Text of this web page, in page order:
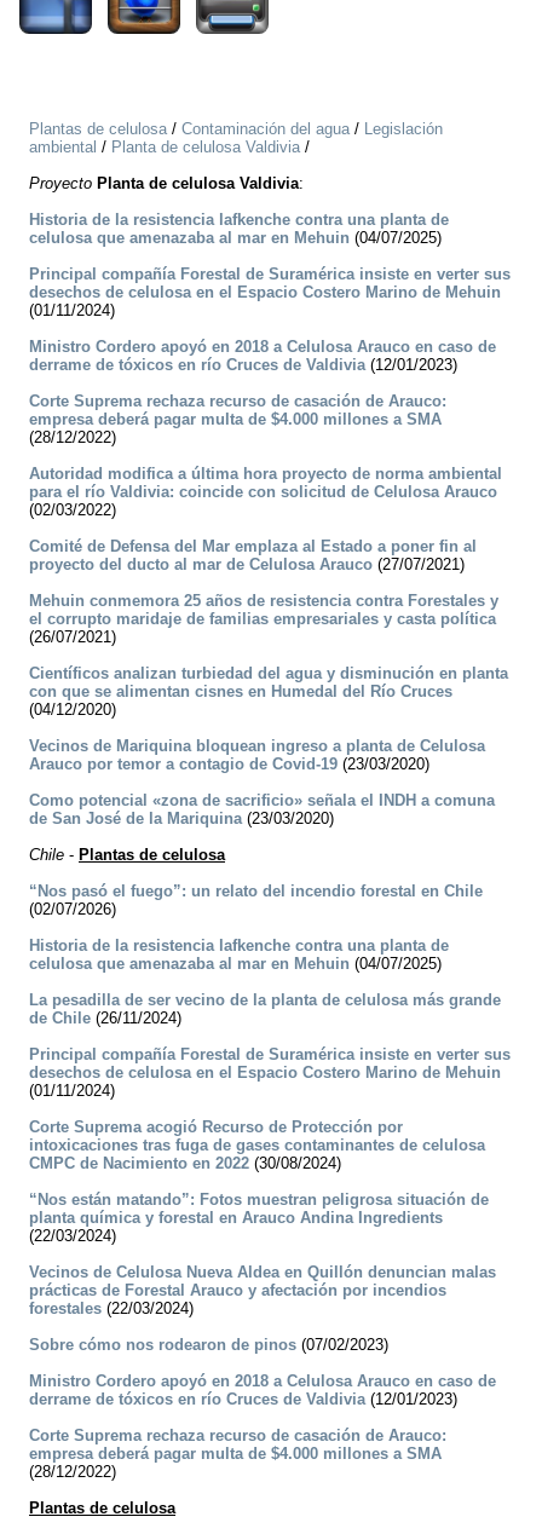
Plantas de celulosa/ Contaminación del agua/ Legislación
ambiental / Planta de celulosa Valdivia/
Proyecto Planta de celulosa Valdivia:
Historia de la resistencia lafkenche contra una planta de
celulosa que amenazaba al mar en Mehuin (04/07/2025)
Principal compañía Forestal de Suramérica insiste en verter sus
desechos de celulosa en el Espacio Costero Marino de Mehuin
(01/11/2024)
Ministro Cordero apoyó en 2018 a Celulosa Arauco en caso de
derrame de tóxicos en río Cruces de Valdivia(12/01/2023)
Corte Suprema rechaza recurso de casación de Arauco:
empresa deberá pagar multa de $4.000 millones a SMA
(28/12/2022)
Autoridad modifica a última hora proyecto de norma ambiental
para el río Valdivia: coincide con solicitud de Celulosa Arauco
(02/03/2022)
Comité de Defensa del Mar emplaza al Estado a poner fin al
proyecto del ducto al mar de Celulosa Arauco (27/07/2021)
Mehuin conmemora 25 años de resistencia contra Forestales y
el corrupto maridaje de familias empresariales y casta política
(26/07/2021)
Científicos analizan turbiedad del agua y disminución en planta
con que se alimentan cisnes en Humedal del Río Cruces
(04/12/2020)
Vecinos de Mariquina bloquean ingreso a planta de Celulosa
Arauco por temor a contagio de Covid-19 (23/03/2020)
Como potencial «zona de sacrificio» señala el INDH a comuna
de San José de la Mariquina(23/03/2020)
Chile - Plantas de celulosa
“Nos pasó el fuego”: un relato del incendio forestal en Chile
(02/07/2026)
Historia de la resistencia lafkenche contra una planta de
celulosa que amenazaba al mar en Mehuin (04/07/2025)
La pesadilla de ser vecino de la planta de celulosa más grande
de Chile (26/11/2024)
Principal compañía Forestal de Suramérica insiste en verter sus
desechos de celulosa en el Espacio Costero Marino de Mehuin
(01/11/2024)
Corte Suprema acogió Recurso de Protección por
intoxicaciones tras fuga de gases contaminantes de celulosa
CMPC de Nacimiento en 2022 (30/08/2024)
“Nos están matando”: Fotos muestran peligrosa situación de
planta química y forestal en Arauco Andina Ingredients
(22/03/2024)
Vecinos de Celulosa Nueva Aldea en Quillón denuncian malas
prácticas de Forestal Arauco y afectación por incendios
forestales (22/03/2024)
Sobre cómo nos rodearon de pinos (07/02/2023)
Ministro Cordero apoyó en 2018 a Celulosa Arauco en caso de
derrame de tóxicos en río Cruces de Valdivia(12/01/2023)
Corte Suprema rechaza recurso de casación de Arauco:
empresa deberá pagar multa de $4.000 millones a SMA
(28/12/2022)
Plantas de celulosa